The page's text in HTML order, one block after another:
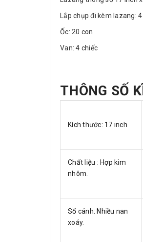
Lắp chụp đi kèm lazang:
Ốc: 20 con
Van: 4 chiếc
THÔNG SỐ
Kích thước: 17 inch
Chất liệu : Hợp kim
nhôm.
Số cánh: Nhiều nan
xoáy.